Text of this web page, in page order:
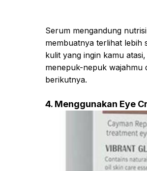
Serum mengandung
membuatnya terlihat lebih
kulit yang ingin kamu
menepuk-nepuk wajahmu
berikutnya.
4. Menggunakan Eye